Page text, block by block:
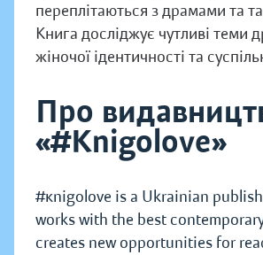
переплітаються з драмами та
Книга досліджує чутливі теми
жіночої ідентичності та
Про
«#Knigolove»
#кnigolove is a Ukrainian
works with the best
creates new opportunities for